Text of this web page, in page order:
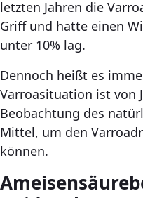
letzten Jahren die
Griff und hatte einen
unter 10% lag.
Dennoch heißt es
Varroasituation ist von
Beobachtung des
Mittel, um den
können.